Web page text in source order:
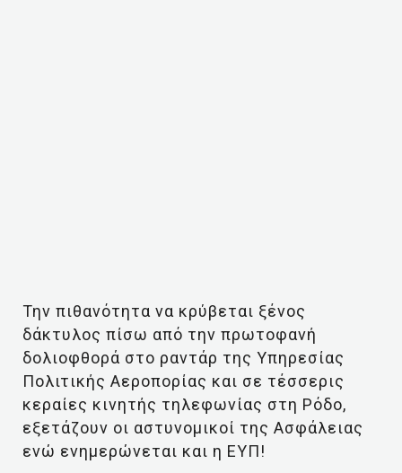
Την πιθανότητα να κρύβεται ξένος
δάκτυλος πίσω από την πρωτοφανή
δολιοφθορά στο ραντάρ της Υπηρεσίας
Πολιτικής Αεροπορίας και σε τέσσερις
κεραίες κινητής τηλεφωνίας στη Ρόδο,
εξετάζουν οι αστυνομικοί της Ασφάλειας
ενώ ενημερώνεται και η ΕΥΠ!